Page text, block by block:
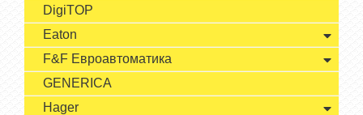
DigiTOP
Eaton
F&F Евроавтоматика
GENERICA
Hager